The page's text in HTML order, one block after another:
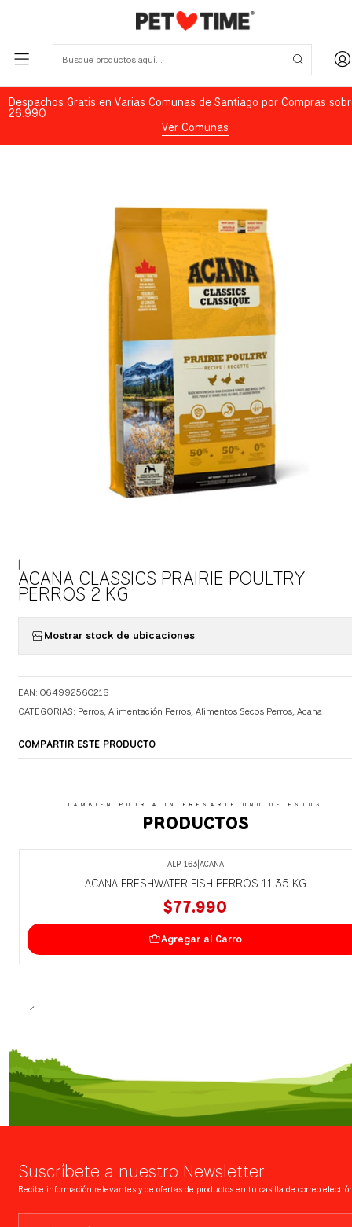
Despachos Gratis en Varias Comunas de Santiago por Compras
26.990
Ver Comunas
ACANA CLASSICS PRAIRIE POULTRY
PERROS 2 KG
Mostrar stock de ubicaciones
EAN: 064992560218
CATEGORIAS: Perros,Alimentación Perros,Alimentos Secos Perros,Acana
COMPARTIR ESTE PRODUCTO
TAMBIEN PODRIA INTERESARTE UNO DE ESTOS
PRODUCTOS
ALP-163| ACANA
ACANA FRESHWATER FISH PERROS 11.35 KG
$77.990
Agregar al Carro
Suscríbete a nuestro Newsletter
Recibe información relevantes y de ofertas de productos en tu casilla de correo